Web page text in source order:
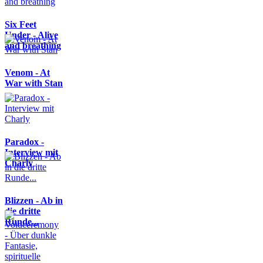
Six Feet
Under - Alive
and breathing
Venom - At
War with Stan
Paradox -
Interview mit
Charly
Blizzen - Ab in
die dritte
Runde...